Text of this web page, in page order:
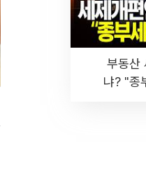
부동산
냐? "종